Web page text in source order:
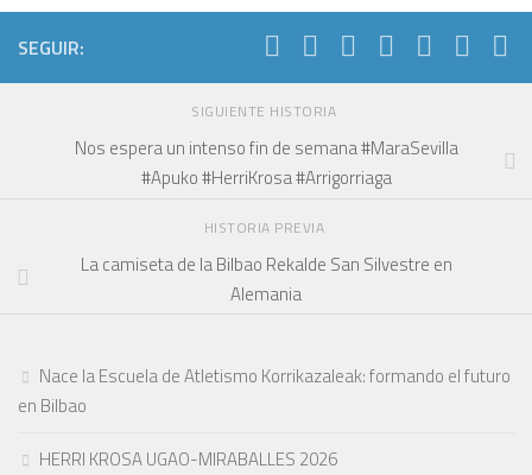
SEGUIR:
SIGUIENTE HISTORIA
Nos espera un intenso fin de semana #MaraSevilla
#Apuko #HerriKrosa #Arrigorriaga
HISTORIA PREVIA
La camiseta de la Bilbao Rekalde San Silvestre en
Alemania
Nace la Escuela de Atletismo Korrikazaleak: formando el futuro
en Bilbao
HERRI KROSA UGAO-MIRABALLES 2026